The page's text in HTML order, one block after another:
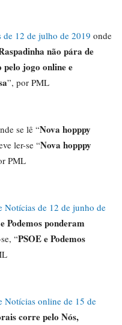
de 12 de julho de 2019 onde
não pára de
jogo online e
”, por PML
se lê “Nova hopppy
ler-se “Nova hopppy
PML
Notícias de 12 de junho de
Podemos ponderam
“PSOE e Podemos
Notícias online de 15 de
corre pelo Nós,